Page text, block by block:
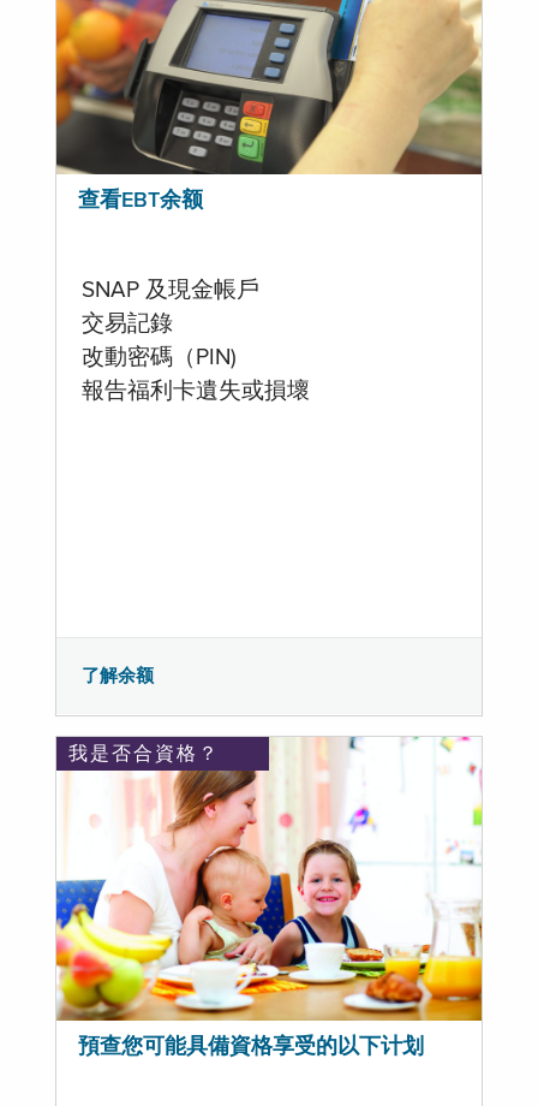
查看EBT余额
SNAP 及現金帳戶
交易記錄
改動密碼（PIN)
報告福利卡遺失或損壞
了解余额
我是否合資格？
預查您可能具備資格享受的以下计划